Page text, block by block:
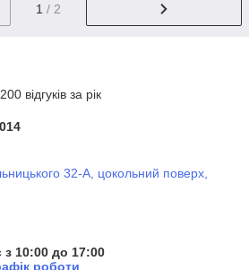
1 / 2
відгуків за рік
32-А, цокольний поверх,
10:00 до 17:00
роботи